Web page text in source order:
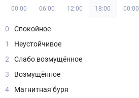
00:00 06:00 12:00 18:00 00:00
0
Спокойное
1
Неустойчивое
2
Слабо возмущённое
3
Возмущённое
4
Магнитная буря